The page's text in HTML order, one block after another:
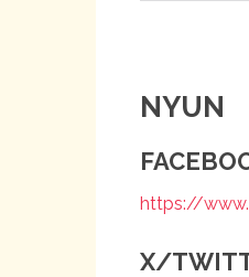
NYUN
https://
X/